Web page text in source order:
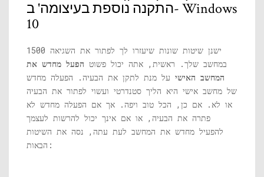
התקנה נוספת בעיצומה' ב- Windows
10
ישנן שיטות שונות שיעזרו לך לפתור את השגיאה 1500
במחשב שלך. ראשית, אתה יכול פשוט הפעל מחדש את
המחשב האישי על מנת לתקן את הבעיה. הפעלה מחדש
של מחשב אישי היא הליך סטנדרטי ועשוי לפתור את הבעיה
או לא. אם כן, הכל טוב ויפה. אך אם הפעלה מחדש לא
פתרה את הבעיה, או אם אינך יכול להרשות לעצמך
להפעיל מחדש את המחשב לעת עתה, נסה את השיטות
הבאות: